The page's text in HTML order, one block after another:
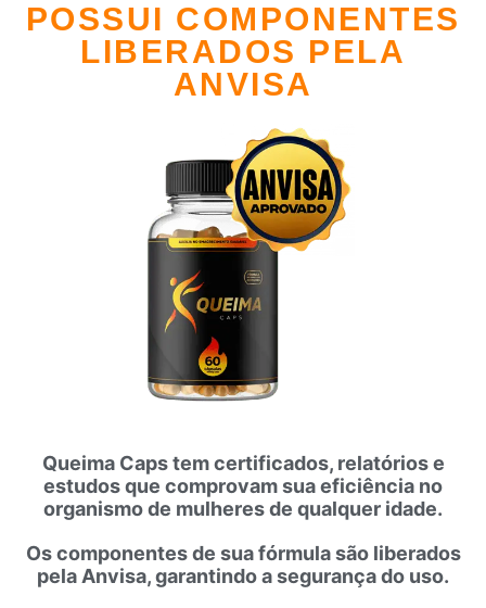
POSSUI COMPONENTES
LIBERADOS PELA
ANVISA
Queima Caps tem certificados, relatórios e
estudos que comprovam sua eficiência no
organismo de mulheres de qualquer idade.
Os componentes de sua fórmula são liberados
pela Anvisa, garantindo a segurança do uso.